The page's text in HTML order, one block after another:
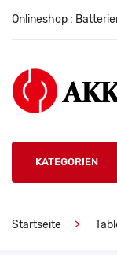
Onlineshop :
KATEGORIEN
Startseite